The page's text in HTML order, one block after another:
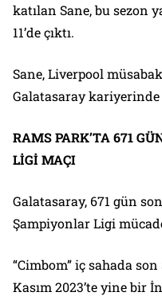
katılan Sane, bu sezon
11’de çıktı.
Sane, Liverpool
Galatasaray
RAMS PARK’TA 671
LİGİ MAÇI
Galatasaray, 671 gün
Şampiyonlar Ligi
“Cimbom” iç sahada
Kasım 2023’te yine bir